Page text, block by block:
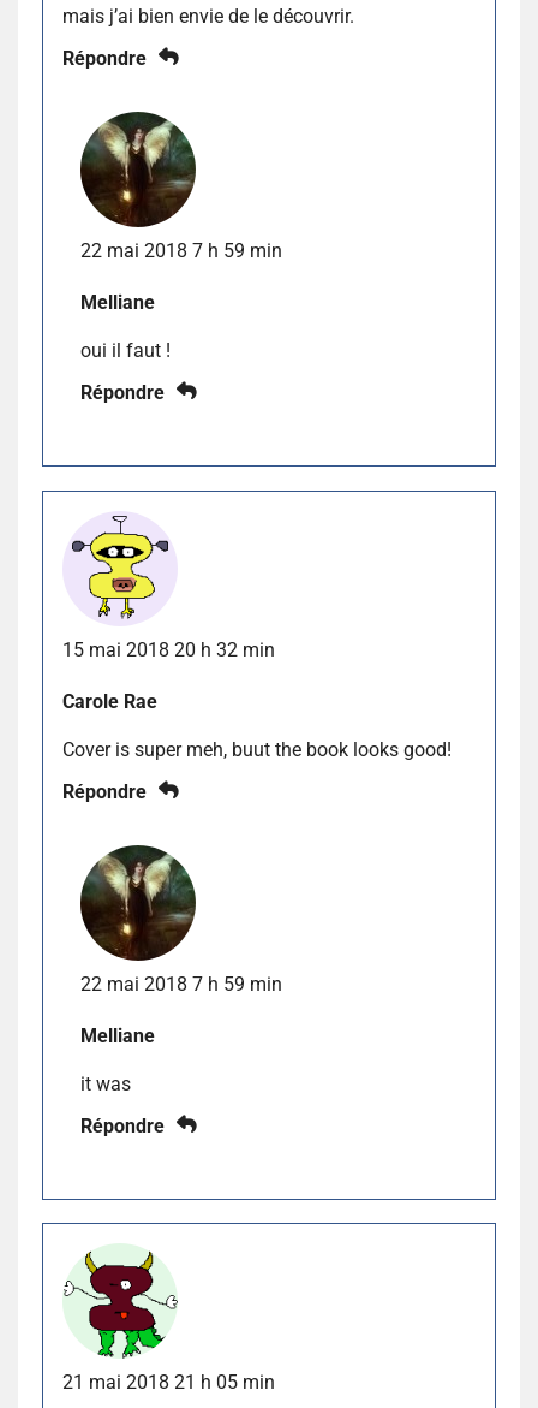
mais j’ai bien envie de le découvrir.
Répondre
22 mai 2018 7 h 59 min
Melliane
oui il faut !
Répondre
15 mai 2018 20 h 32 min
Carole Rae
Cover is super meh, buut the book looks good!
Répondre
22 mai 2018 7 h 59 min
Melliane
it was
Répondre
21 mai 2018 21 h 05 min